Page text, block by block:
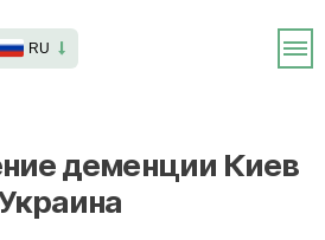
RU
деменции Киев